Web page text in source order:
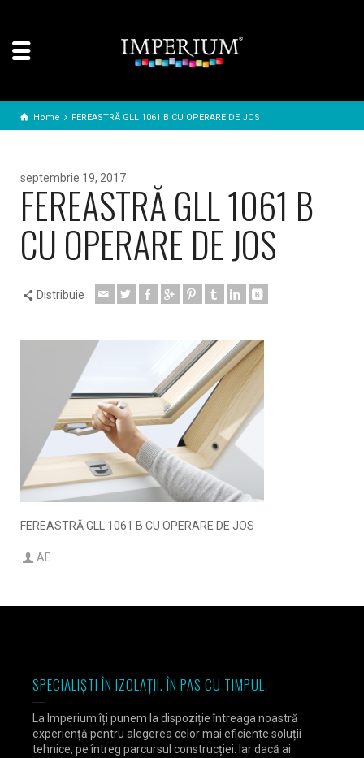
Home FEREASTRĂ GLL 1061 B CU OPERARE DE JOS
septembrie 19, 2017
FEREASTRĂ GLL 1061 B
CU OPERARE DE JOS
Distribuie
FEREASTRĂ GLL 1061 B CU OPERARE DE JOS
AE
SPECIALIȘTI ÎN IZOLAȚII. ÎN PAS CU TIMPUL.
La Imperium îți punem la dispoziție întreaga noastră
experiență pentru alegerea celor mai eficiente soluții
tehnice, pe întreg parcursul construcției. Iar dacă ai